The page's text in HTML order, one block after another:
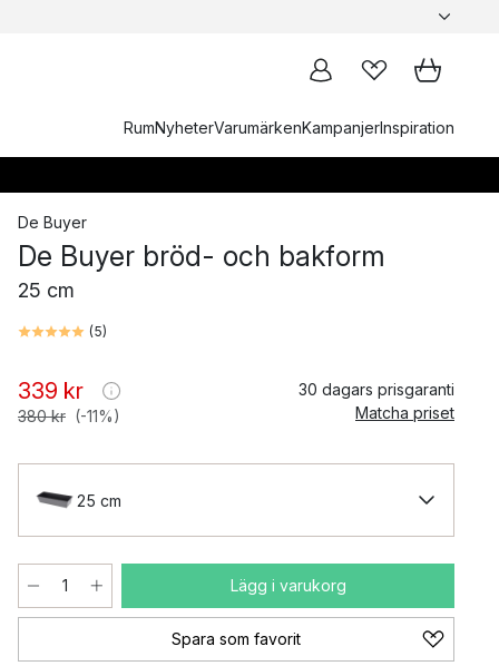
RumNyheterVarumärkenKampanjerInspiration
De Buyer
De Buyer bröd- och bakform
25 cm
(5)
339 kr
380 kr (-11%)
30 dagars prisgaranti
Matcha priset
25 cm
Lägg i varukorg
Spara som favorit